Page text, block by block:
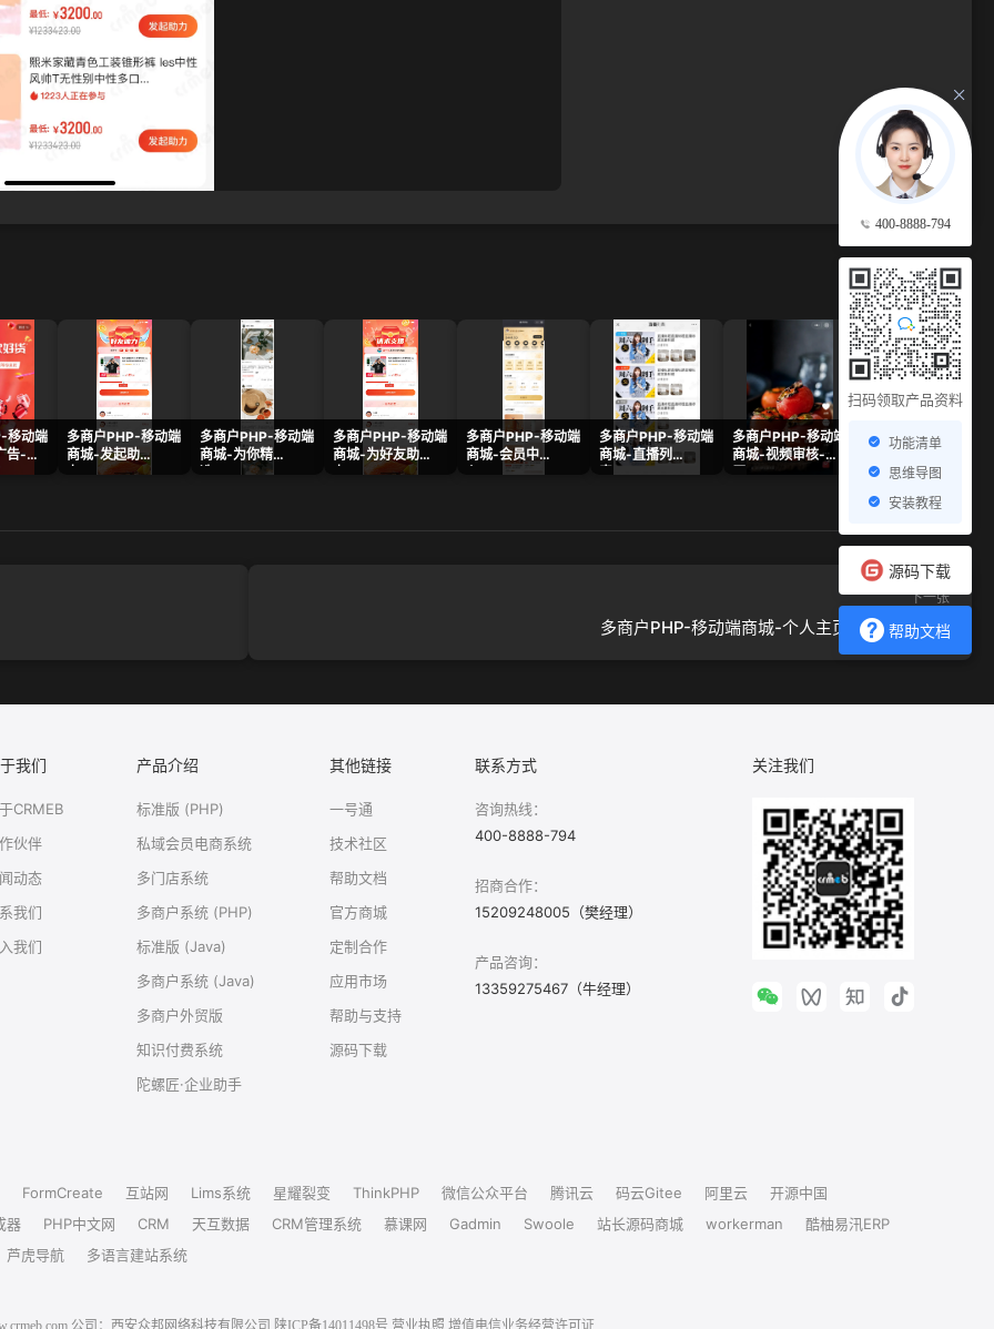
400-8888-794
扫码领取产品资料
功能清单
思维导图
安装教程
源码下载
帮助文档
查看更多 →
移动端
告-样
多商户PHP-移动端
商城-发起助
力.png
多商户PHP-移动端
商城-为你精
多商户PHP-移动端
商城-为好友助
力.png
多商户PHP-移动端
商城-会员中
心.png
多商户PHP-移动端
商城-直播列
表.png
多商户PHP-移动端
商城-视频审核-
原.png
多商户PHP-移动端
商城-店铺街(显示
距离) 样式1-2.png
下一张
多商户PHP-移动端商城-个人主页—单状态.png
我们
CRMEB
伙伴
动态
我们
我们
产品介绍
标准版 (PHP)
私域会员电商系统
多门店系统
多商户系统 (PHP)
标准版 (Java)
多商户系统 (Java)
多商户外贸版
知识付费系统
陀螺匠·企业助手
其他链接
一号通
技术社区
帮助文档
官方商城
定制合作
应用市场
帮助与支持
源码下载
联系方式
咨询热线：
400-8888-794
招商合作：
15209248005（樊经理）
产品咨询：
13359275467（牛经理）
关注我们
FormCreate 互站网 Lims系统 星耀裂变 ThinkPHP 微信公众平台 腾讯云 码云Gitee 阿里云
开源中国
器
PHP中文网 CRM 天互数据 CRM管理系统 慕课网 Gadmin Swoole 站长源码商城 workerman
酷柚易汛ERP
芦虎导航
多语言建站系统
公司：西安众邦网络科技有限公司 陕ICP备14011498号 营业执照 增值电信业务经营许可证